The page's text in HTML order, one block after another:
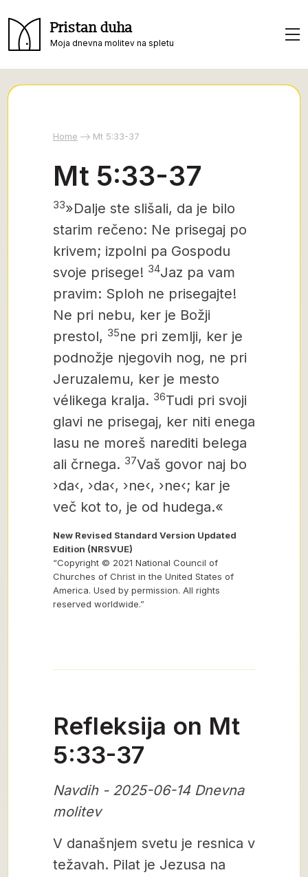
Pristan duha
Moja dnevna molitev na spletu
Home Mt 5:33-37
Mt 5:33-37
33»Dalje ste slišali, da je bilo
starim rečeno: Ne prisegaj po
krivem; izpolni pa Gospodu
svoje prisege! 34Jaz pa vam
pravim: Sploh ne prisegajte!
Ne pri nebu, ker je Božji
prestol, 35ne pri zemlji, ker je
podnožje njegovih nog, ne pri
Jeruzalemu, ker je mesto
vélikega kralja. 36Tudi pri svoji
glavi ne prisegaj, ker niti enega
lasu ne moreš narediti belega
ali črnega. 37Vaš govor naj bo
›da‹, ›da‹, ›ne‹, ›ne‹; kar je
več kot to, je od hudega.«
New Revised Standard Version Updated
Edition (NRSVUE)
“Copyright © 2021 National Council of
Churches of Christ in the United States of
America. Used by permission. All rights
reserved worldwide.”
Refleksija on Mt
5:33-37
Navdih - 2025-06-14 Dnevna
molitev
V današnjem svetu je resnica v
težavah. Pilat je Jezusa na